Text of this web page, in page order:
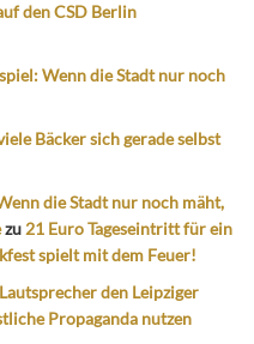
den CSD Berlin
Wenn die Stadt nur noch
Bäcker sich gerade selbst
die Stadt nur noch mäht,
zu 21 Euro Tageseintritt für ein
spielt mit dem Feuer!
den Leipziger
Propaganda nutzen